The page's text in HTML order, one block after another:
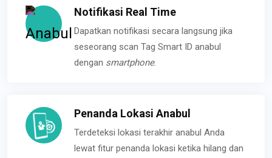
Notifikasi Real Time
Dapatkan notifikasi secara langsung jika
seseorang scan Tag Smart ID anabul
dengan smartphone.
Penanda Lokasi Anabul
Terdeteksi lokasi terakhir anabul Anda
lewat fitur penanda lokasi ketika hilang dan